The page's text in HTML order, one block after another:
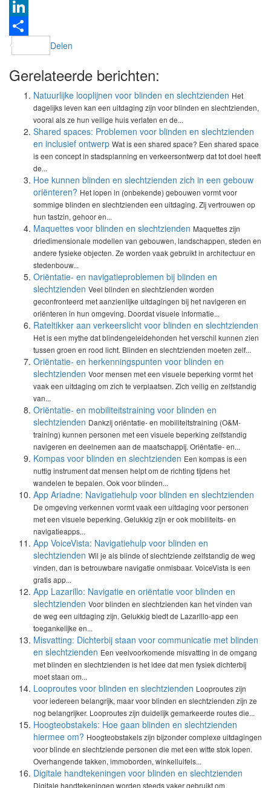
Twitter
LinkedIn
Delen
Gerelateerde berichten:
Natuurlijke looplijnen voor blinden en slechtzienden Het
dagelijks leven kan een uitdaging zijn voor blinden en slechtzienden,
vooral als ze hun veilige huis verlaten en de...
Shared spaces: Problemen voor blinden en slechtzienden
en inclusief ontwerp Wat is een shared space? Een shared space
is een concept in stadsplanning en verkeersontwerp dat tot doel heeft
de...
Hoe kunnen blinden en slechtzienden zich in een gebouw
oriënteren? Het lopen in (onbekende) gebouwen vormt voor
sommige blinden en slechtzienden een uitdaging. Zij vertrouwen op
hun tastzin, gehoor en...
Maquettes voor blinden en slechtzienden Maquettes zijn
driedimensionale modellen van gebouwen, landschappen, steden en
andere fysieke objecten. Ze worden vaak gebruikt in architectuur en
stedenbouw...
Oriëntatie- en navigatieproblemen bij blinden en
slechtzienden Veel blinden en slechtzienden worden
geconfronteerd met aanzienlijke uitdagingen bij het navigeren en
oriënteren in hun omgeving. Doordat visuele informatie...
Rateltikker aan verkeerslicht voor blinden en slechtzienden
Het is een mythe dat blindengeleidehonden het verschil kunnen zien
tussen groen en rood licht. Blinden en slechtzienden moeten zelf...
Oriëntatie- en herkenningspunten voor blinden en
slechtzienden Voor mensen met een visuele beperking vormt het
vaak een uitdaging om zich te verplaatsen. Zich veilig en zelfstandig
van...
Oriëntatie- en mobiliteitstraining voor blinden en
slechtzienden Dankzij oriëntatie- en mobiliteitstraining (O&M-
training) kunnen personen met een visuele beperking zelfstandig
navigeren en deelnemen aan de maatschappij. Oriëntatie- en...
Kompas voor blinden en slechtzienden Een kompas is een
nuttig instrument dat mensen helpt om de richting tijdens het
wandelen te bepalen. Ook voor blinden...
App Ariadne: Navigatiehulp voor blinden en slechtzienden
De omgeving verkennen vormt vaak een uitdaging voor personen
met een visuele beperking. Gelukkig zijn er ook mobiliteits- en
navigatieapps...
App VoiceVista: Navigatiehulp voor blinden en
slechtzienden Wil je als blinde of slechtziende zelfstandig de weg
vinden, dan is betrouwbare navigatie onmisbaar. VoiceVista is een
gratis app...
App Lazarillo: Navigatie en oriëntatie voor blinden en
slechtzienden Voor blinden en slechtzienden kan het vinden van
de weg een uitdaging zijn. Gelukkig biedt de Lazarillo-app een
toegankelijke en...
Misvatting: Dichterbij staan voor communicatie met blinden
en slechtzienden Een veelvoorkomende misvatting in de omgang
met blinden en slechtzienden is het idee dat men fysiek dichterbij
moet staan om...
Looproutes voor blinden en slechtzienden Looproutes zijn
voor iedereen belangrijk, maar voor blinden en slechtzienden zijn ze
nog belangrijker. Looproutes zijn duidelijk gemarkeerde routes die...
Hoogteobstakels: Hoe gaan blinden en slechtzienden
hiermee om? Hoogteobstakels zijn bijzonder complexe uitdagingen
voor blinde en slechtziende personen die met een witte stok lopen.
Overhangende takken, immoborden, winkelluifels...
Digitale handtekeningen voor blinden en slechtzienden
Digitale handtekeningen worden steeds vaker gebruikt om